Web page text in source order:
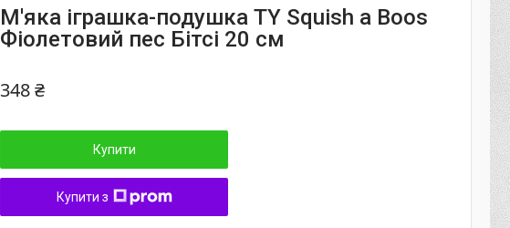
М'яка іграшка-подушка TY Squish a Boos
Фіолетовий пес Бітсі 20 см
348 ₴
Купити
Купити з